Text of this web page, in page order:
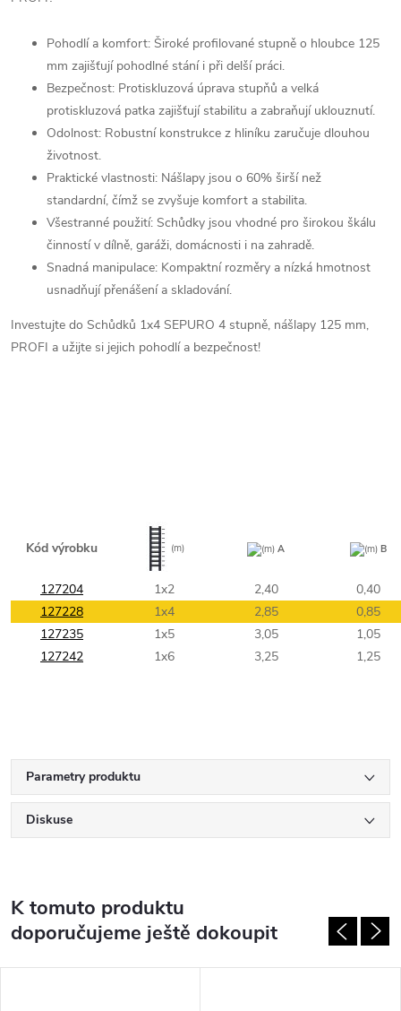
Pohodlí a komfort: Široké profilované stupně o hloubce 125
mm zajišťují pohodlné stání i při delší práci.
Bezpečnost: Protiskluzová úprava stupňů a velká
protiskluzová patka zajišťují stabilitu a zabraňují uklouznutí.
Odolnost: Robustní konstrukce z hliníku zaručuje dlouhou
životnost.
Praktické vlastnosti: Nášlapy jsou o 60% širší než
standardní, čímž se zvyšuje komfort a stabilita.
Všestranné použití: Schůdky jsou vhodné pro širokou škálu
činností v dílně, garáži, domácnosti i na zahradě.
Snadná manipulace: Kompaktní rozměry a nízká hmotnost
usnadňují přenášení a skladování.
Investujte do Schůdků 1x4 SEPURO 4 stupně, nášlapy 125 mm,
PROFI a užijte si jejich pohodlí a bezpečnost!
Kód výrobku (m) (m) A (m) B
127204 1x2 2,40
0,40
127228
1x4 2,85
0,85
127235
1x5 3,05
1,05
127242
1x6 3,25 1,25
Parametry produktu
Diskuse
K tomuto produktu
doporučujeme ještě dokoupit